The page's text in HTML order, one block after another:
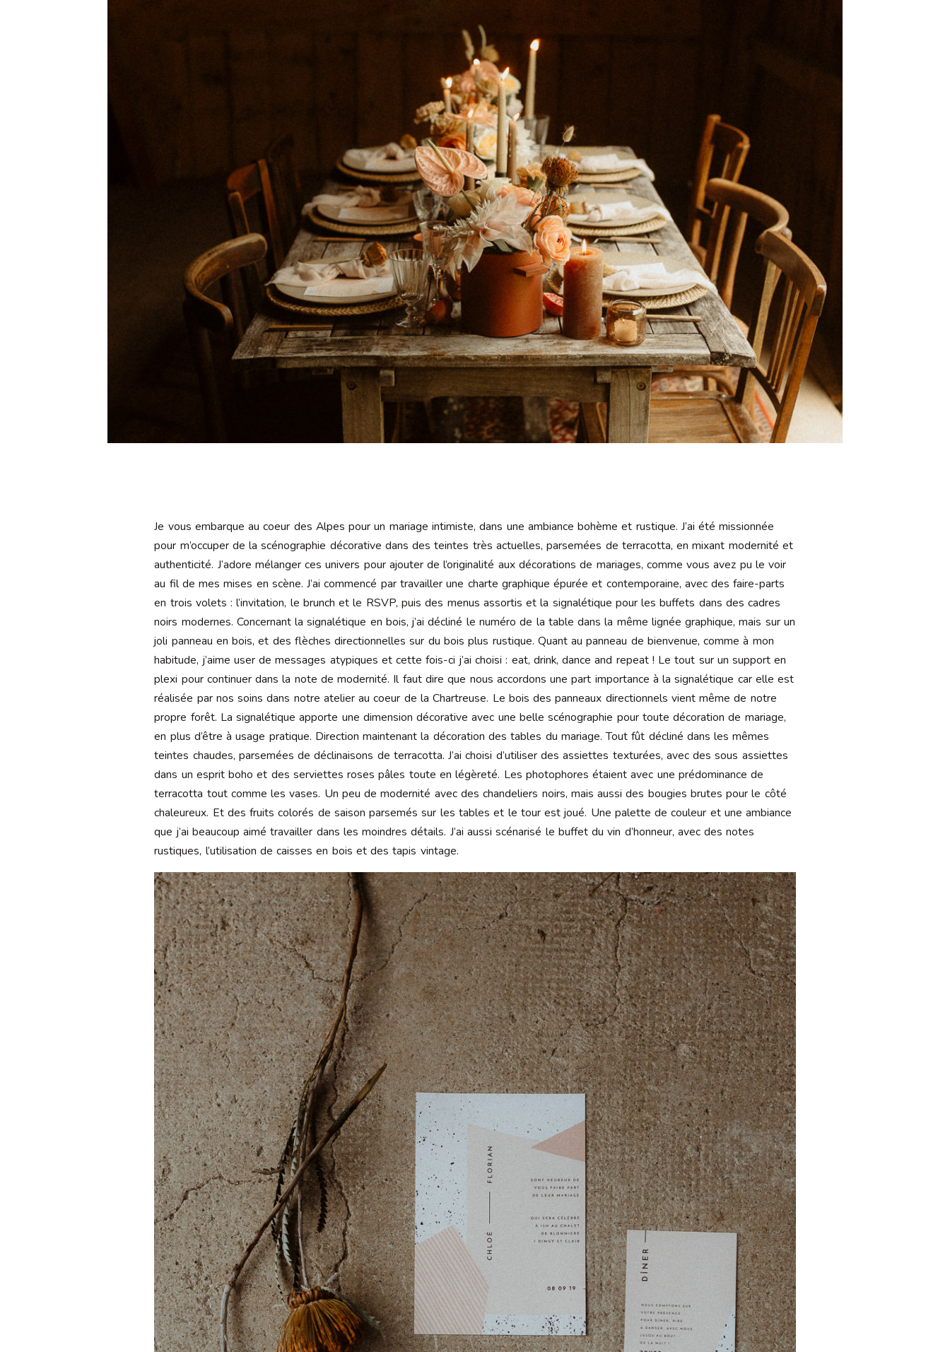
Je vous embarque au coeur des Alpes pour un mariage intimiste, dans une ambiance bohème et rustique. J’ai été missionnée
pour m’occuper de la scénographie décorative dans des teintes très actuelles, parsemées de terracotta, en mixant modernité et
authenticité. J’adore mélanger ces univers pour ajouter de l’originalité aux décorations de mariages, comme vous avez pu le voir
au fil de mes mises en scène. J’ai commencé par travailler une charte graphique épurée et contemporaine, avec des faire-parts
en trois volets : l’invitation, le brunch et le RSVP, puis des menus assortis et la signalétique pour les buffets dans des cadres
noirs modernes. Concernant la signalétique en bois, j’ai décliné le numéro de la table dans la même lignée graphique, mais sur un
joli panneau en bois, et des flèches directionnelles sur du bois plus rustique. Quant au panneau de bienvenue, comme à mon
habitude, j’aime user de messages atypiques et cette fois-ci j’ai choisi : eat, drink, dance and repeat ! Le tout sur un support en
plexi pour continuer dans la note de modernité. Il faut dire que nous accordons une part importance à la signalétique car elle est
réalisée par nos soins dans notre atelier au coeur de la Chartreuse. Le bois des panneaux directionnels vient même de notre
propre forêt. La signalétique apporte une dimension décorative avec une belle scénographie pour toute décoration de mariage,
en plus d’être à usage pratique. Direction maintenant la décoration des tables du mariage. Tout fût décliné dans les mêmes
teintes chaudes, parsemées de déclinaisons de terracotta. J’ai choisi d’utiliser des assiettes texturées, avec des sous assiettes
dans un esprit boho et des serviettes roses pâles toute en légèreté. Les photophores étaient avec une prédominance de
terracotta tout comme les vases. Un peu de modernité avec des chandeliers noirs, mais aussi des bougies brutes pour le côté
chaleureux. Et des fruits colorés de saison parsemés sur les tables et le tour est joué. Une palette de couleur et une ambiance
que j’ai beaucoup aimé travailler dans les moindres détails. J’ai aussi scénarisé le buffet du vin d’honneur, avec des notes
rustiques, l’utilisation de caisses en bois et des tapis vintage.